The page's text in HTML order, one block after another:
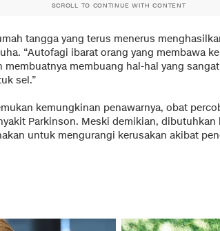
SCROLL TO CONTINUE WITH CONTENT
tangga yang terus menerus
“Autofagi ibarat orang yang membawa
membuatnya membuang hal-hal yang
sel.”
kemungkinan penawarnya, obat
Parkinson. Meski demikian,
untuk mengurangi kerusakan akibat